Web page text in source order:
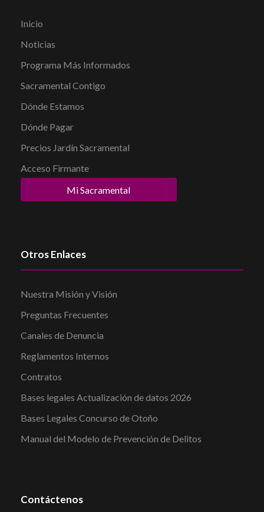
Inicio
Noticias
Programa Más Informados
Sacramental Contigo
Dónde Estamos
Dónde Pagar
Precios Jardín Sacramental
Acceso Firmante
Mi Sacramental
Otros Enlaces
Nuestra Misión y Visión
Preguntas Frecuentes
Canales de Denuncia
Reglamentos Internos
Contratos
Bases legales Actualización de datos 2026
Bases Legales Concurso de Otoño
Manual del Modelo de Prevención de Delitos
Contáctenos